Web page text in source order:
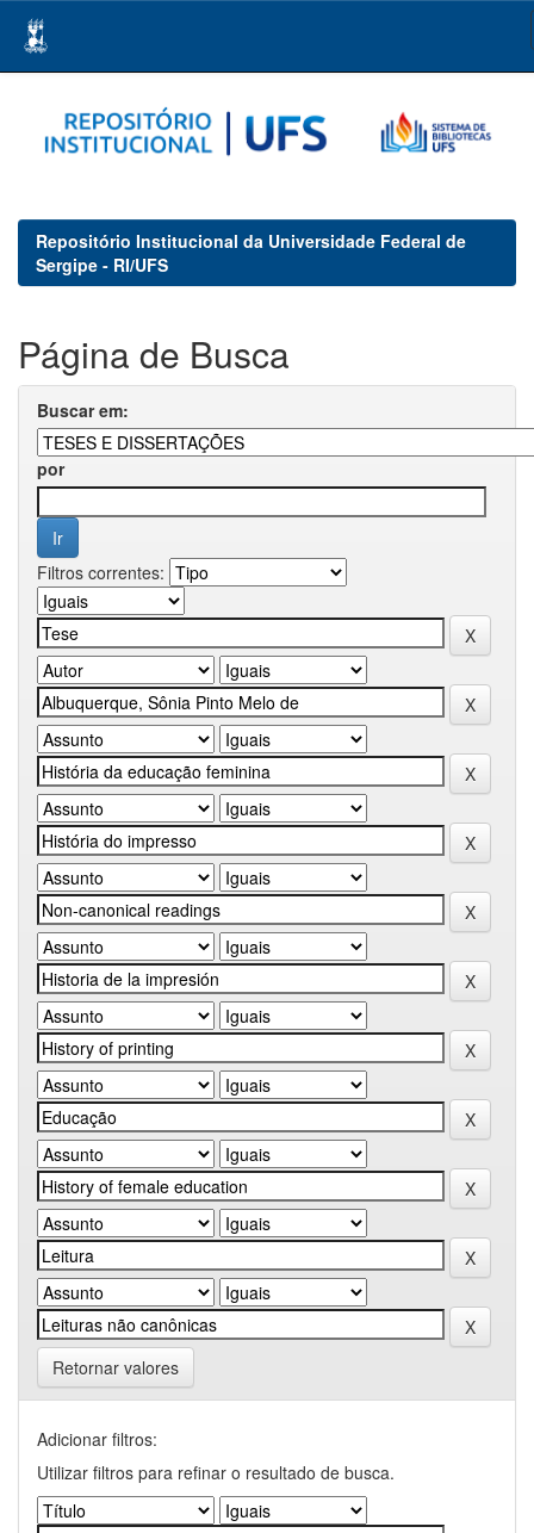
navigation
Repositório Institucional da Universidade Federal de
Sergipe - RI/UFS
Página de Busca
Buscar em:
por
Filtros correntes:
Retornar valores
Adicionar filtros:
Utilizar filtros para refinar o resultado de busca.